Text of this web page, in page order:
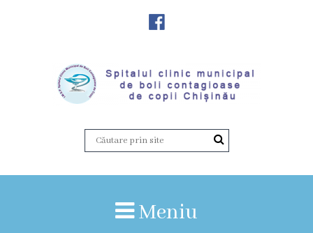
instituției
Vicedirector
Meniu